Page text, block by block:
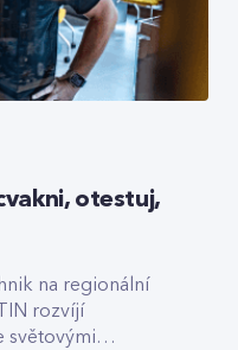
otestuj,
na regionální
rozvíjí
světovými